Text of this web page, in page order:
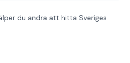
du andra att hitta Sveriges